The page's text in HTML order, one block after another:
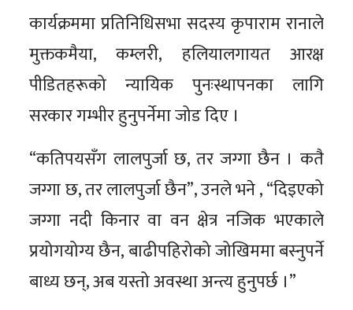
कार्यक्रममा प्रतिनिधिसभा सदस्य कृपाराम रानाले
मुक्तकमैया, कम्लरी, हलियालगायत आरक्ष
पीडितहरूको न्यायिक पुनःस्थापनका लागि
सरकार गम्भीर हुनुपर्नेमा जोड दिए ।
“कतिपयसँग लालपुर्जा छ, तर जग्गा छैन । कतै
जग्गा छ, तर लालपुर्जा छैन”, उनले भने , “दिइएको
जग्गा नदी किनार वा वन क्षेत्र नजिक भएकाले
प्रयोगयोग्य छैन, बाढीपहिरोको जोखिममा बस्नुपर्ने
बाध्य छन्, अब यस्तो अवस्था अन्त्य हुनुपर्छ ।”